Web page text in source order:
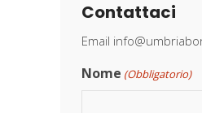
Contattaci
Email
Nome (Obbligatorio)